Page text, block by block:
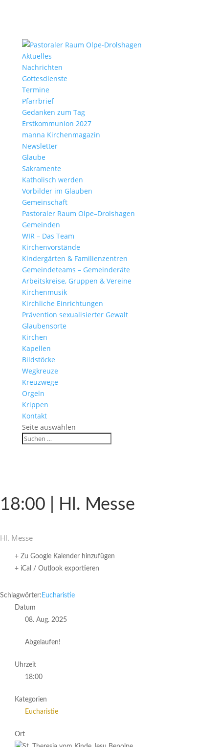
Aktu­elles
Nach­richten
Gottes­dienste
Termine
Pfarr­brief
Gedanken zum Tag
Erst­kom­mu­nion 2027
manna Kirchen­ma­gazin
News­letter
Glaube
Sakra­mente
Katho­lisch werden
Vorbilder im Glauben
Gemein­schaft
Pasto­raler Raum Olpe–Drolshagen
Gemeinden
WIR – Das Team
Kirchen­vor­stände
Kinder­gärten & Familienzentren
Gemein­de­teams – Gemeinderäte
Arbeits­kreise, Gruppen & Vereine
Kirchen­musik
Kirch­liche Einrichtungen
Präven­tion sexua­li­sierter Gewalt
Glau­ben­s­orte
Kirchen
Kapellen
Bild­stöcke
Wegkreuze
Kreuz­wege
Orgeln
Krippen
Kontakt
Seite auswählen
18:00 | Hl. Messe
Hl. Messe
+ Zu Google Kalender hinzufügen
+ iCal / Outlook exportieren
Schlagwörter: Eucharistie
Datum
08. Aug. 2025
Abgelaufen!
Uhrzeit
18:00
Kategorien
Eucharistie
Ort